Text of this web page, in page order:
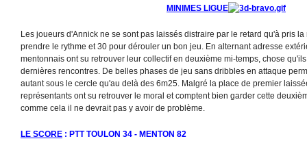
MINIMES LIGUE
Les joueurs d'Annick ne se sont pas laissés distraire par le retard qu'à pris
prendre le rythme et 30 pour dérouler un bon jeu. En alternant adresse
mentonnais ont su retrouver leur collectif en deuxième mi-temps, chose
dernières rencontres. De belles phases de jeu sans dribbles en attaque
autant sous le cercle qu'au delà des 6m25. Malgré la place de premier
représentants ont su retrouver le moral et comptent bien garder cette
comme cela il ne devrait pas y avoir de problème.
LE SCORE : PTT TOULON 34 - MENTON 82